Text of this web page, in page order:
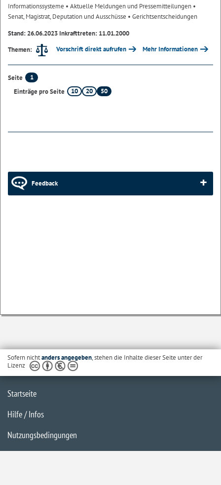
Informationssysteme • Aktuelle Meldungen und Pressemitteilungen •
Senat, Magistrat, Deputation und Ausschüsse • Gerichtsentscheidungen
Stand: 26.06.2023 Inkrafttreten: 11.01.2000
Themen:
Vorschrift direkt aufrufen Mehr Informationen
Seite
1
Einträge pro Seite
10 20 50
Feedback
Sofern nichtanders angegeben, stehen die Inhalte dieser Seite unter der
Lizenz
Startseite
Hilfe / Infos
Nutzungsbedingungen